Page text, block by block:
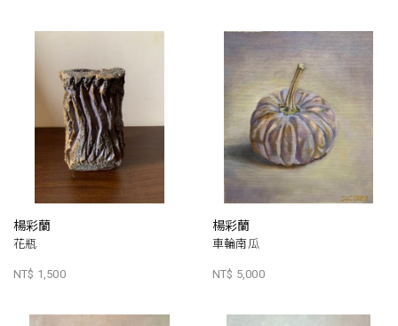
楊彩蘭
花瓶
NT$ 1,500
楊彩蘭
車輪南瓜
NT$ 5,000